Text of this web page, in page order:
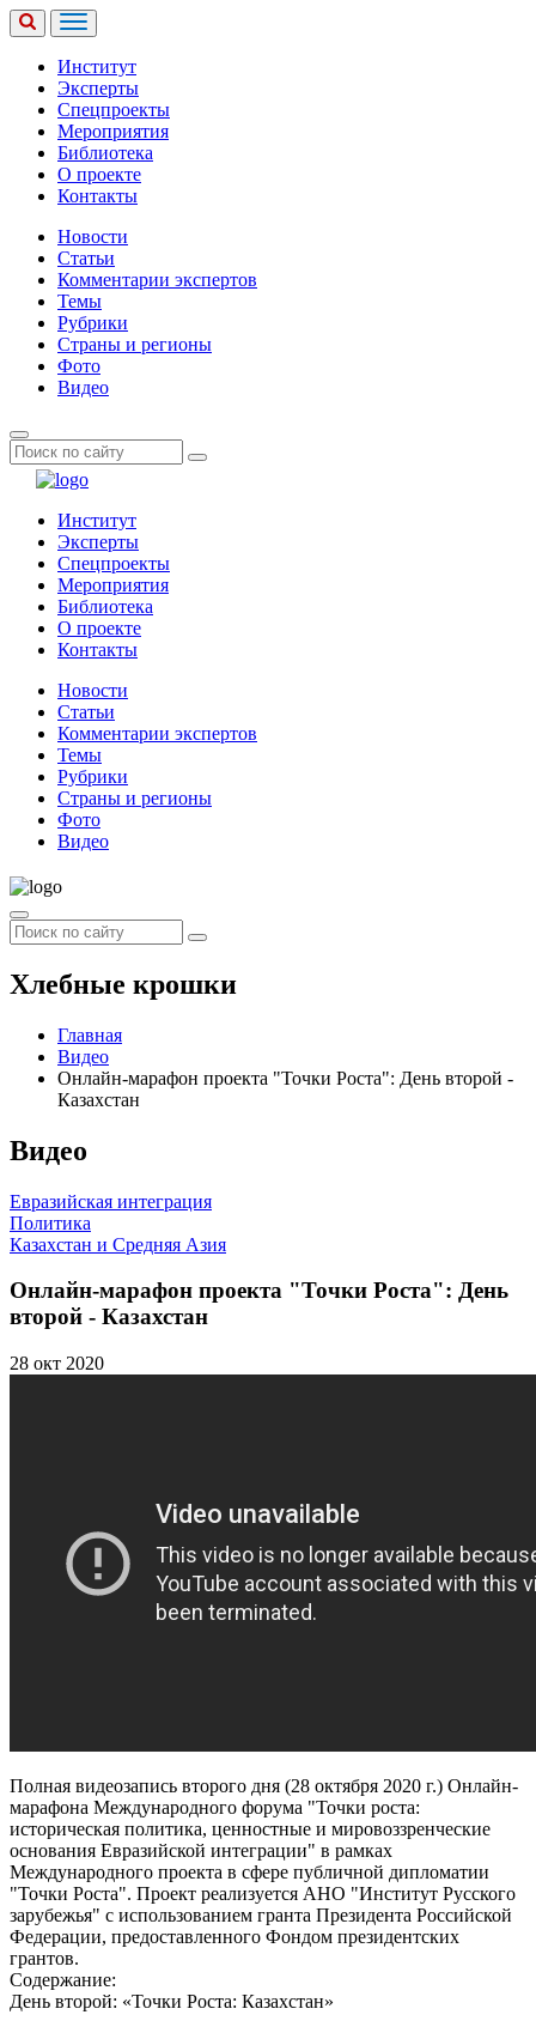
Институт
Эксперты
Спецпроекты
Мероприятия
Библиотека
О проекте
Контакты
Новости
Статьи
Комментарии экспертов
Темы
Рубрики
Страны и регионы
Фото
Видео
Институт
Эксперты
Спецпроекты
Мероприятия
Библиотека
О проекте
Контакты
Новости
Статьи
Комментарии экспертов
Темы
Рубрики
Страны и регионы
Фото
Видео
Хлебные крошки
Главная
Видео
Онлайн-марафон проекта "Точки Роста": День второй -
Казахстан
Видео
Евразийская интеграция
Политика
Казахстан и Средняя Азия
Онлайн-марафон проекта "Точки Роста": День
второй - Казахстан
28 окт 2020
Полная видеозапись второго дня (28 октября 2020 г.) Онлайн-
марафона Международного форума "Точки роста:
историческая политика, ценностные и мировоззренческие
основания Евразийской интеграции" в рамках
Международного проекта в сфере публичной дипломатии
"Точки Роста". Проект реализуется АНО "Институт Русского
зарубежья" с использованием гранта Президента Российской
Федерации, предоставленного Фондом президентских
грантов.
Содержание:
День второй: «Точки Роста: Казахстан»